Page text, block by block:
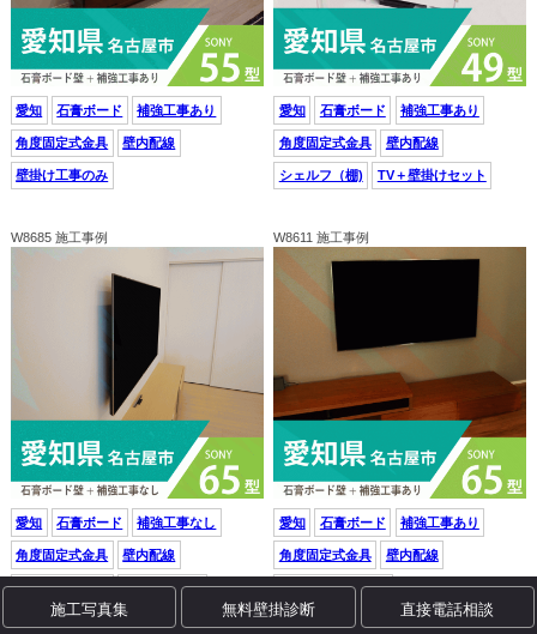
愛知 石膏ボード 補強工事あり
角度固定式金具 壁内配線
壁掛け工事のみ
愛知 石膏ボード 補強工事あり
角度固定式金具 壁内配線
シェルフ（棚) TV＋壁掛けセット
W8685 施工事例
愛知 石膏ボード 補強工事なし
角度固定式金具 壁内配線
壁掛け工事のみ ミサワホーム
W8611 施工事例
愛知 石膏ボード 補強工事あり
角度固定式金具 壁内配線
TV＋壁掛けセット
施工写真集 無料壁掛診断 直接電話相談